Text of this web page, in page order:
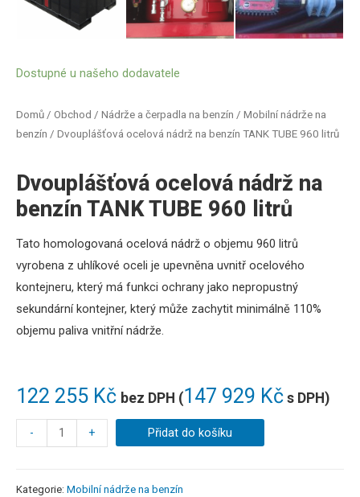
Domů / Obchod / Nádrže a čerpadla na benzín / Mobilní nádrže na
benzín / Dvouplášťová ocelová nádrž na benzín TANK TUBE 960 litrů
Dvouplášťová ocelová nádrž na
benzín TANK TUBE 960 litrů
122 255 Kč bez DPH (147 929 Kč s DPH)
Tato homologovaná ocelová nádrž o objemu 960 litrů
vyrobena z uhlíkové oceli je upevněna uvnitř ocelového
kontejneru, který má funkci ochrany jako nepropustný
sekundární kontejner, který může zachytit minimálně 110%
objemu paliva vnitřní nádrže.
Dostupné u našeho dodavatele
- + Přidat do košíku
Kategorie: Mobilní nádrže na benzín